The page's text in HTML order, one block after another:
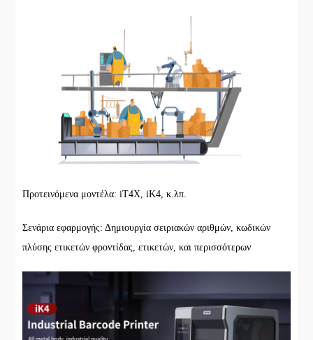
Προτεινόμενα μοντέλα: iT4X, iK4, κ.λπ.
Σενάρια εφαρμογής: Δημιουργία σειριακών αριθμών, κωδικών
πλύσης ετικετών φροντίδας, ετικετών, και περισσότερων